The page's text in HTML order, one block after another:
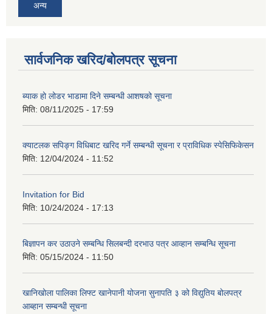
अन्य
सार्वजनिक खरिद/बोलपत्र सूचना
ब्याक हो लोडर भाडामा दिने सम्बन्धी आशषको सूचना
मिति: 08/11/2025 - 17:59
क्याटलक सपिङ्ग विधिबाट खरिद गर्ने सम्बन्धी सूचना र प्राविधिक स्पेसिफिकेसन
मिति: 12/04/2024 - 11:52
Invitation for Bid
मिति: 10/24/2024 - 17:13
बिज्ञापन कर उठाउने सम्बन्धि सिलबन्दी दरभाउ पत्र आव्हान सम्बन्धि सूचना
मिति: 05/15/2024 - 11:50
खानिखोला पालिका लिफ्ट खानेपानी योजना सुनापति ३ को विद्युतिय बोलपत्र
आब्हान सम्बन्धी सूचना